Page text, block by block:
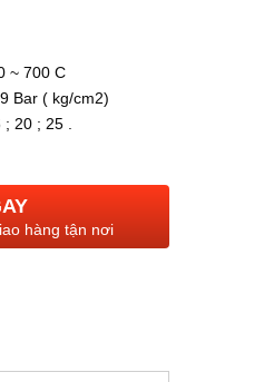
~ 700 C
Bar ( kg/cm2)
20 ; 25 .
hàng tận nơi